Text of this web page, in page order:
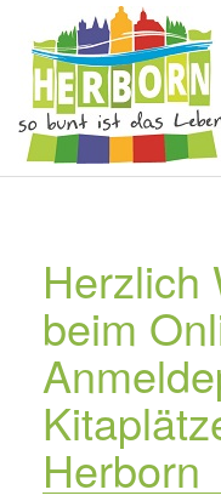
Herzlich
beim
Herborn